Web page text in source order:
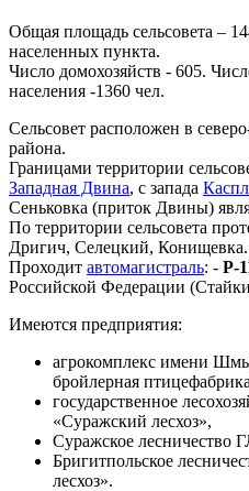
Общая площадь сельсовета –
населенных пункта.
Число домохозяйств - 605.
населения -1360 чел.
Сельсовет расположен в
района.
Границами территории
Западная Двина, с запада
Сеньковка (приток Двины)
По территории сельсовета
Дригич, Селецкий, Конищевка.
Проходит автомагистраль: - Р-
Российской Федерации
Имеются предприятия:
агрокомплекс имени
бройлерная
государственное
«Суражский лесхоз»,
Суражское лесничество
Бригитпольское
лесхоз».